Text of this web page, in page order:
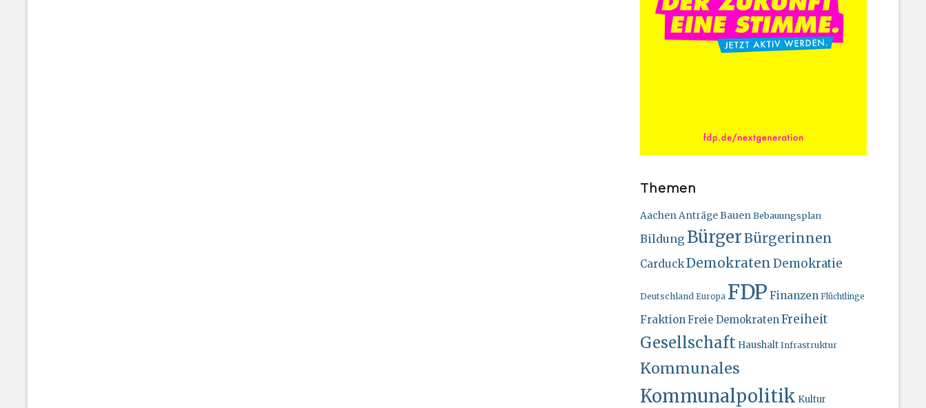
Themen
AachenAnträgeBauenBebauungsplan
Bildung BürgerBürgerinnen
CarduckDemokratenDemokratie
Deutschland Europa FDP Finanzen Flüchtlinge
FraktionFreie DemokratenFreiheit
Gesellschaft Haushalt Infrastruktur
Kommunales
Kommunalpolitik Kultur